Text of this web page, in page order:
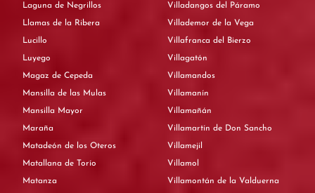
Laguna de Negrillos
Llamas de la Ribera
Lucillo
Luyego
Magaz de Cepeda
Mansilla de las Mulas
Mansilla Mayor
Maraña
Matadeón de los Oteros
Matallana de Torío
Matanza
Villadangos del Páramo
Villademor de la Vega
Villafranca del Bierzo
Villagatón
Villamandos
Villamanín
Villamañán
Villamartín de Don Sancho
Villamejil
Villamol
Villamontán de la Valduerna